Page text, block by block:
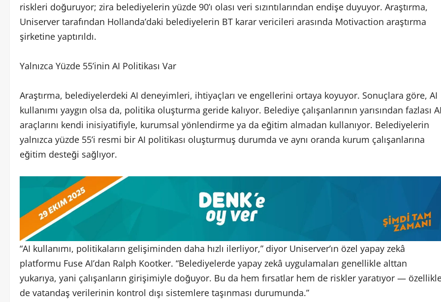
riskleri doğuruyor; zira belediyelerin yüzde 90’ı olası veri sızıntılarından endişe duyuyor. Araştırma,
Uniserver tarafından Hollanda’daki belediyelerin BT karar vericileri arasında Motivaction araştırma
şirketine yaptırıldı.
Yalnızca Yüzde 55’inin AI Politikası Var
Araştırma, belediyelerdeki AI deneyimleri, ihtiyaçları ve engellerini ortaya koyuyor. Sonuçlara göre, AI
kullanımı yaygın olsa da, politika oluşturma geride kalıyor. Belediye çalışanlarının yarısından fazlası
araçlarını kendi inisiyatifiyle, kurumsal yönlendirme ya da eğitim almadan kullanıyor. Belediyelerin
yalnızca yüzde 55’i resmi bir AI politikası oluşturmuş durumda ve aynı oranda kurum çalışanlarına
eğitim desteği sağlıyor.
“AI kullanımı, politikaların gelişiminden daha hızlı ilerliyor,” diyor Uniserver’ın özel yapay zekâ
platformu Fuse AI’dan Ralph Kootker. “Belediyelerde yapay zekâ uygulamaları genellikle alttan
yukarıya, yani çalışanların girişimiyle doğuyor. Bu da hem fırsatlar hem de riskler yaratıyor —
de vatandaş verilerinin kontrol dışı sistemlere taşınması durumunda.”